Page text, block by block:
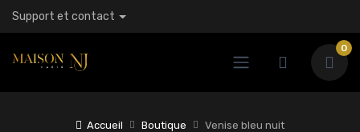
Support et contact
0
Accueil Boutique Venise bleu nuit